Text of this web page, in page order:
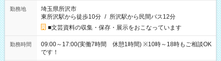
勤務地
埼玉県所沢市
東所沢駅から徒歩10分 / 所沢駅から民間バス12分
■文芸資料の収集・保存・展示をおこなっています
勤務時間
09:00～17:00(実働7時間 休憩1時間) ※10時～18時もご相談OK
です！